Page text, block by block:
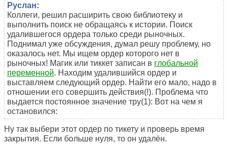
Руслан:
Коллеги, решил расширить свою библиотеку и
выполнить поиск не обращаясь к истории. Поиск
удалившегося ордера только среди рыночных.
Поднимал уже обсуждения, думал решу проблему, но
оказалось нет. Мы ищем ордер которого нет в
рыночных! Магик или тиккет записан в глобальной
переменной. Находим удалившийся ордер и
выcтавляем следующий ордер. Найти его мало, надо в
отношении его совершить действия(!). Проблема что
выдается постоянное значение тру(1): Вот на чем я
остановился:
Ну так выбери этот ордер по тикету и проверь время
закрытия. Если больше нуля, то он удалён.